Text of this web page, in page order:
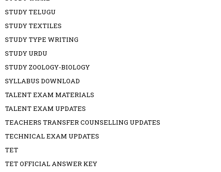
STUDY TELUGU
STUDY TEXTILES
STUDY TYPE WRITING
STUDY URDU
STUDY ZOOLOGY-BIOLOGY
SYLLABUS DOWNLOAD
TALENT EXAM MATERIALS
TALENT EXAM UPDATES
TEACHERS TRANSFER COUNSELLING UPDATES
TECHNICAL EXAM UPDATES
TET
TET OFFICIAL ANSWER KEY